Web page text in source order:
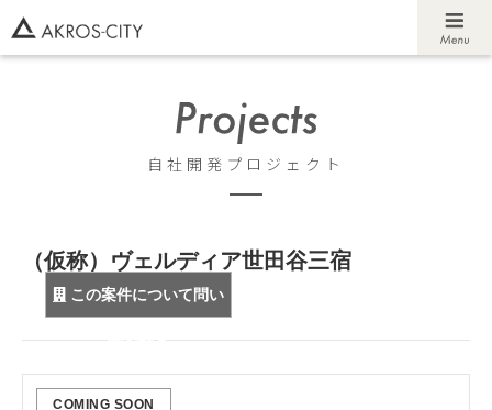
自社開発プロジェクト
（仮称）ヴェルディア世田谷三宿
この案件について問い
合わせる
COMING SOON